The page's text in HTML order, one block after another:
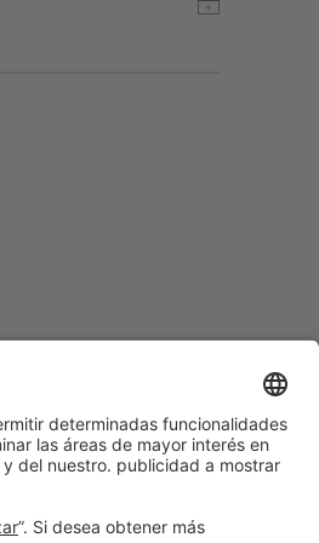
#construmat
redes sociales
no nos sigues en
Instagram?